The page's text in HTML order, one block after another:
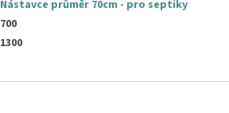
Nástavce průměr 70cm - pro septiky
700
1300